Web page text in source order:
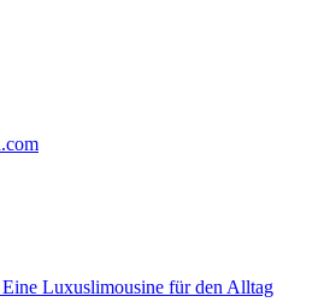
Luxuslimousine für den Alltag